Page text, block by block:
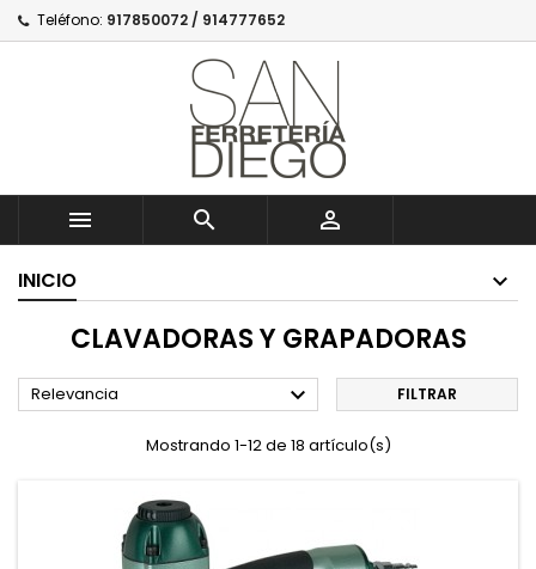
Teléfono: 917850072 / 914777652
  
INICIO
CLAVADORAS Y GRAPADORAS
Relevancia  FILTRAR
Mostrando 1-12 de 18 artículo(s)